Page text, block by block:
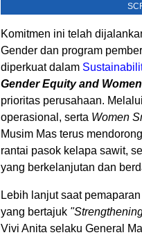
Komitmen ini telah
Gender dan program
diperkuat dalam
Gender Equity and
prioritas perusahaan.
operasional, serta Women
Musim Mas terus
rantai pasok kelapa sawit,
yang berkelanjutan dan
Lebih lanjut saat
yang bertajuk
Vivi Anita selaku General